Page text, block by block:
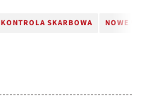
KONTROLA SKARBOWA NOWE